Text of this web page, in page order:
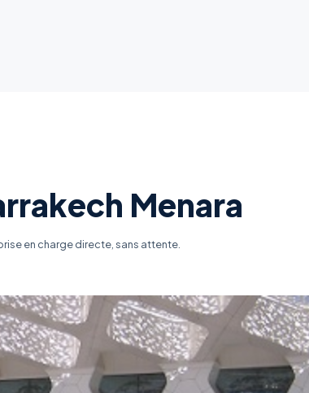
Menara
en charge directe, sans attente.